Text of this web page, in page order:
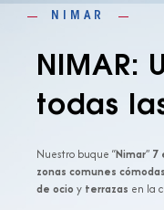
NIMAR
NIMAR:
todas
Nuestro buque “Nimar” 7
zonas comunes
de ocio y terrazas en la